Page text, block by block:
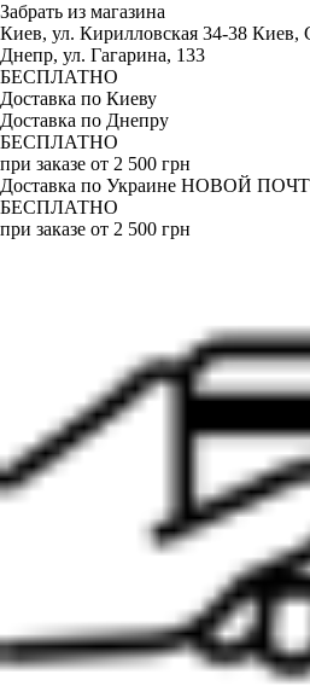
Забрать из магазина
Киев, ул. Кирилловская 34-38 Киев,
Днепр, ул. Гагарина, 133
БЕСПЛАТНО
Доставка по Киеву
Доставка по Днепру
БЕСПЛАТНО
при заказе от 2 500 грн
Доставка по Украине НОВОЙ
БЕСПЛАТНО
при заказе от 2 500 грн